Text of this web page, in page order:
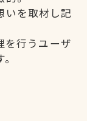
いを取材し記
を行うユーザ